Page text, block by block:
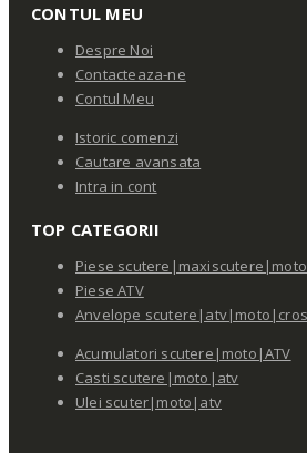
CONTUL MEU
Despre Noi
Contacteaza-ne
Contul Meu
Istoric comenzi
Cautare avansata
Intra in cont
TOP CATEGORII
Piese
Piese ATV
Anvelope
Acumulatori scutere|moto|ATV
Casti scutere|moto|atv
Ulei scuter|moto|atv